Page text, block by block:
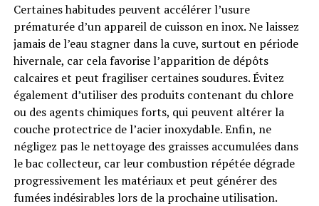
Certaines habitudes peuvent accélérer l’usure
prématurée d’un appareil de cuisson en inox. Ne laissez
jamais de l’eau stagner dans la cuve, surtout en période
hivernale, car cela favorise l’apparition de dépôts
calcaires et peut fragiliser certaines soudures. Évitez
également d’utiliser des produits contenant du chlore
ou des agents chimiques forts, qui peuvent altérer la
couche protectrice de l’acier inoxydable. Enfin, ne
négligez pas le nettoyage des graisses accumulées dans
le bac collecteur, car leur combustion répétée dégrade
progressivement les matériaux et peut générer des
fumées indésirables lors de la prochaine utilisation.